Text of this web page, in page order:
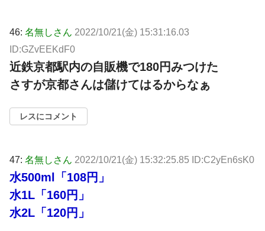
46: 名無しさん 2022/10/21(金) 15:31:16.03
ID:GZvEEKdF0
近鉄京都駅内の自販機で180円みつけた
さすが京都さんは儲けてはるからなぁ
レスにコメント
47: 名無しさん 2022/10/21(金) 15:32:25.85 ID:C2yEn6sK0
水500ml「108円」
水1L「160円」
水2L「120円」